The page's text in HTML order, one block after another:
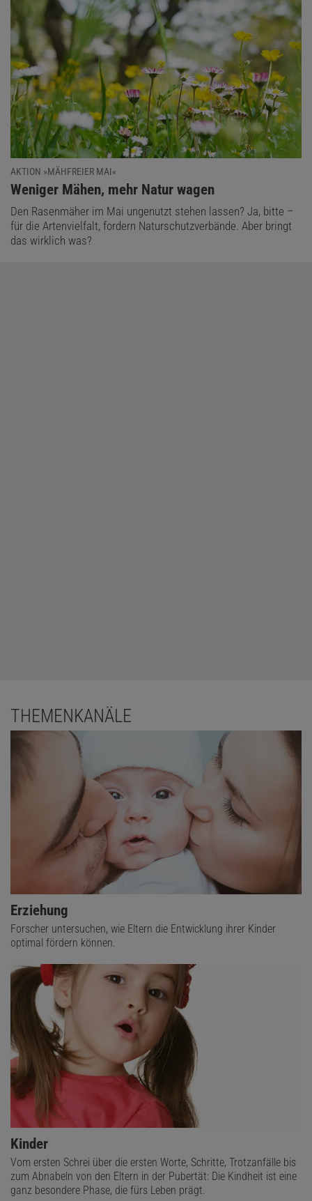
AKTION »MÄHFREIER MAI«
:
Weniger Mähen, mehr Natur wagen
Den Rasenmäher im Mai ungenutzt stehen lassen? Ja, bitte –
für die Artenvielfalt, fordern Naturschutzverbände. Aber bringt
das wirklich was?
THEMENKANÄLE
Erziehung
Forscher untersuchen, wie Eltern die Entwicklung ihrer Kinder
optimal fördern können.
Kinder
Vom ersten Schrei über die ersten Worte, Schritte, Trotzanfälle bis
zum Abnabeln von den Eltern in der Pubertät: Die Kindheit ist eine
ganz besondere Phase, die fürs Leben prägt.